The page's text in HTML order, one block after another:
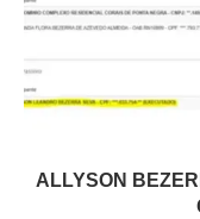
ALLYSON